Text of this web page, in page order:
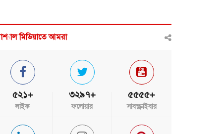
মিডিয়াতে আমরা
৫২১+
লাইক
৩২৯৭+
ফলোয়ার
৫৫৫৫+
সাবস্ক্রাইবার